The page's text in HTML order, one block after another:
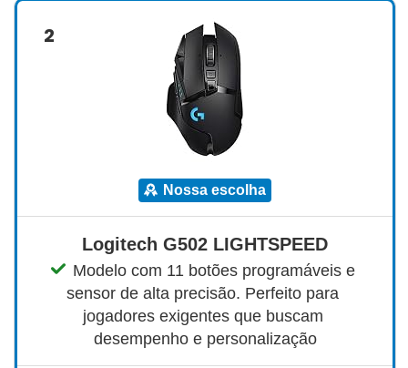
2
nossa escolha
Logitech G502 LIGHTSPEED
Modelo com 11 botões programáveis e
sensor de alta precisão. Perfeito para
jogadores exigentes que buscam
desempenho e personalização